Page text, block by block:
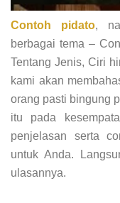
Contoh pidato,
berbagai tema –
Tentang Jenis, Ciri
kami akan
orang pasti bingung
itu pada
penjelasan serta
untuk Anda.
ulasannya.